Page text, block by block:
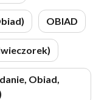
OBIAD
Obiad,